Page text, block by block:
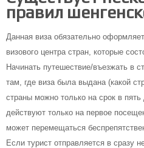
правил
Данная виза обязательно
визового центра стран, которые
Начинать путешествие/въезжать в
там, где виза была выдана (какой
страны можно только на срок в
действуют только на первое
может перемещаться
Если турист отправляется в сразу